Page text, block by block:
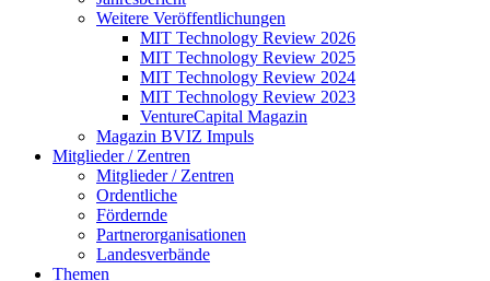
Weitere Veröffentlichungen
MIT Technology Review 2026
MIT Technology Review 2025
MIT Technology Review 2024
MIT Technology Review 2023
VentureCapital Magazin
Magazin BVIZ Impuls
Mitglieder / Zentren
Mitglieder / Zentren
Ordentliche
Fördernde
Partnerorganisationen
Landesverbände
Themen